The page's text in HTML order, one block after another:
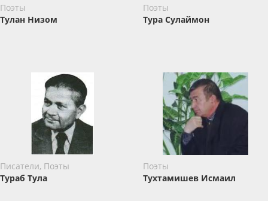
Поэты
Тулан Низом
Поэты
Тура Сулаймон
Писатели, Поэты
Тураб Тула
Поэты
Тухтамишев Исмаил